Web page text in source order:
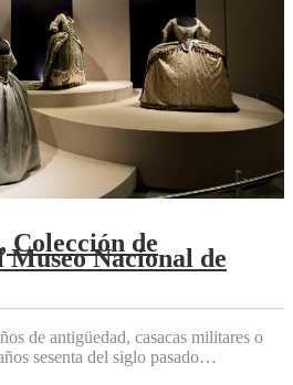
de
Nacional de
de antigüedad, casacas militares o
sesenta del siglo pasado…